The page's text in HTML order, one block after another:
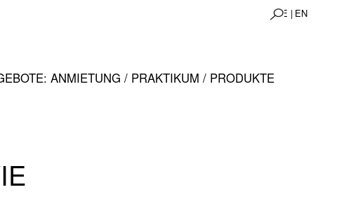
DE | EN
ANMIETUNG / PRAKTIKUM / PRODUKTE